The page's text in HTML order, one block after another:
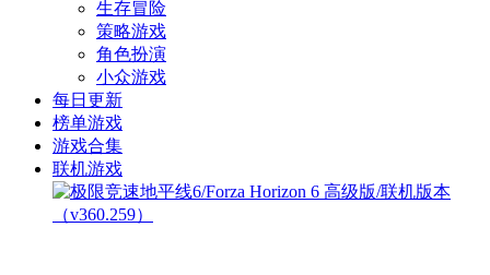
生存冒险
策略游戏
角色扮演
小众游戏
每日更新
榜单游戏
游戏合集
联机游戏